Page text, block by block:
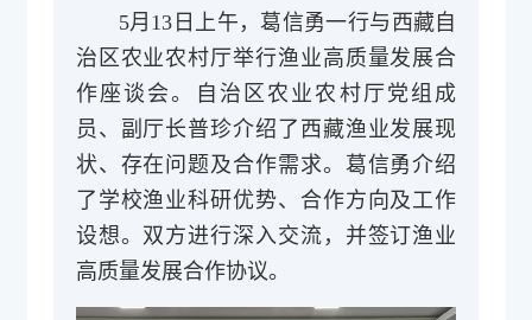
5月13日上午，葛信勇一行与西藏自
治区农业农村厅举行渔业高质量发展合
作座谈会。自治区农业农村厅党组成
员、副厅长普珍介绍了西藏渔业发展现
状、存在问题及合作需求。葛信勇介绍
了学校渔业科研优势、合作方向及工作
设想。双方进行深入交流，并签订渔业
高质量发展合作协议。